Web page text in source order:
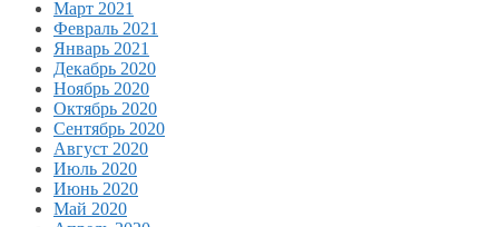
Март 2021
Февраль 2021
Январь 2021
Декабрь 2020
Ноябрь 2020
Октябрь 2020
Сентябрь 2020
Август 2020
Июль 2020
Июнь 2020
Май 2020